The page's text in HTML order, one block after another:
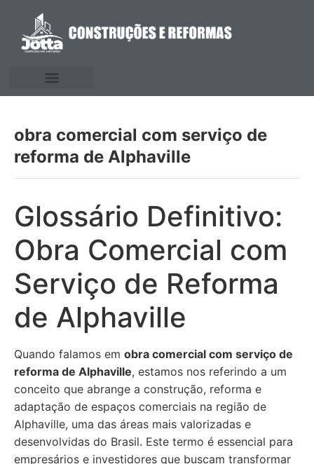
obra comercial com serviço de
reforma de Alphaville
Glossário Definitivo:
Obra Comercial com
Serviço de Reforma
de Alphaville
Quando falamos em obra comercial com serviço de
reforma de Alphaville, estamos nos referindo a um
conceito que abrange a construção, reforma e
adaptação de espaços comerciais na região de
Alphaville, uma das áreas mais valorizadas e
desenvolvidas do Brasil. Este termo é essencial para
empresários e investidores que buscam transformar